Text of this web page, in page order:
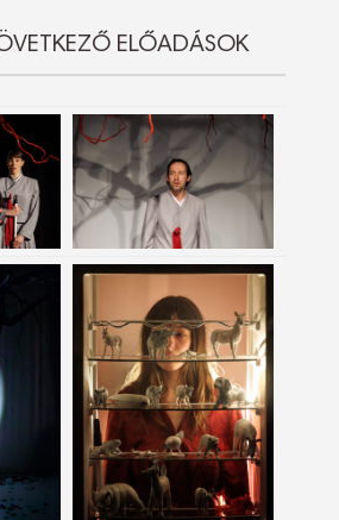
ELŐADÁSOK